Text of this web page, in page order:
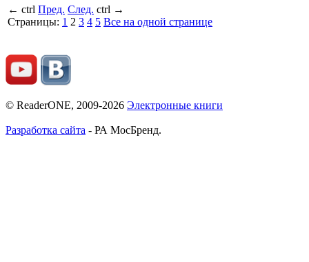
← ctrl Пред. След. ctrl →
Страницы: 1 2 3 4 5 Все на одной странице
© ReaderONE, 2009-2026 Электронные книги
Разработка сайта - РА МосБренд.